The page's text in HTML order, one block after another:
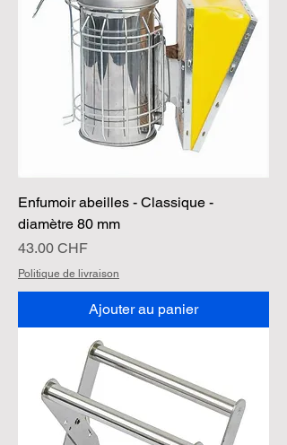
Enfumoir abeilles - Classique -
diamètre 80 mm
Prix
43.00 CHF
Politique de livraison
Ajouter au panier